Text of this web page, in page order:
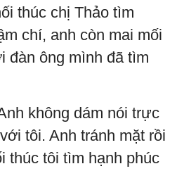
thúc chị Thảo tìm
chí, anh còn mai mối
ông mình đã tìm
không dám nói trực
tôi. Anh tránh mặt rồi
thúc tôi tìm hạnh phúc